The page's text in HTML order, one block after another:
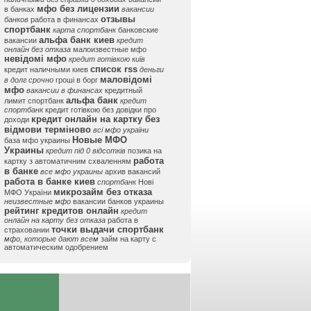
в банках мфо без лицензии вакансии
банков работа в финансах отзывы
спортбанк карта спортбанк банковские
вакансии альфа банк киев кредит
онлайн без отказа малоизвестные мфо
невідомі мфо кредит готівкою київ
кредит наличными киев список rss деньги
в долг срочно гроші в борг маловідомі
мфо вакансии в финансах кредитный
лимит спортбанк альфа банк кредит
спортбанк кредит готівкою без довідки про
доходи кредит онлайн на картку без
відмови терміново всі мфо україни
база мфо украины Новые МФО
Украины кредит під 0 відсотків позика на
картку з автоматичним схваленням работа
в банке все мфо украины архив вакансий
работа в банке киев спортбанк Нові
МФО України микрозайм без отказа
неизвестные мфо вакансии банков украины
рейтинг кредитов онлайн кредит
онлайн на карту без отказа работа в
страховании точки выдачи спортбанк
мфо, которые дают всем займ на карту с
автоматическим одобрением